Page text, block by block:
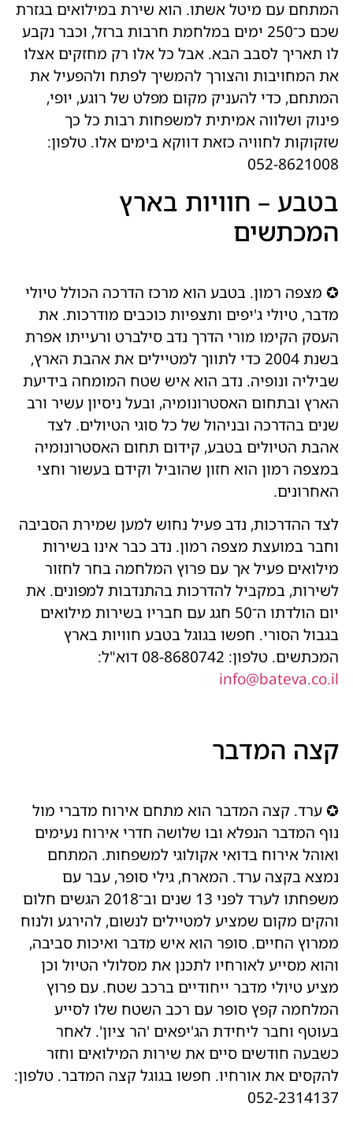
המתחם עם מיטל אשתו. הוא שירת במילואים בגזרת
שכם כ־250 ימים במלחמת חרבות ברזל, וכבר נקבע
לו תאריך לסבב הבא. אבל כל אלו רק מחזקים אצלו
את המחויבות והצורך להמשיך לפתח ולהפעיל את
המתחם, כדי להעניק מקום מפלט של רוגע, יופי,
פינוק ושלווה אמיתית למשפחות רבות כל כך
שזקוקות לחוויה כזאת דווקא בימים אלו. טלפון:
052-8621008
בטבע – חוויות בארץ
המכתשים
✪ מצפה רמון. בטבע הוא מרכז הדרכה הכולל טיולי
מדבר, טיולי ג'יפים ותצפיות כוכבים מודרכות. את
העסק הקימו מורי הדרך נדב סילברט ורעייתו אפרת
בשנת 2004 כדי לתווך למטיילים את אהבת הארץ,
שביליה ונופיה. נדב הוא איש שטח המומחה בידיעת
הארץ ובתחום האסטרונומיה, ובעל ניסיון עשיר ורב
שנים בהדרכה ובניהול של כל סוגי הטיולים. לצד
אהבת הטיולים בטבע, קידום תחום האסטרונומיה
במצפה רמון הוא חזון שהוביל וקידם בעשור וחצי
האחרונים.
לצד ההדרכות, נדב פעיל נחוש למען שמירת הסביבה
וחבר במועצת מצפה רמון. נדב כבר אינו בשירות
מילואים פעיל אך עם פרוץ המלחמה בחר לחזור
לשירות, במקביל להדרכות בהתנדבות למפונים. את
יום הולדתו ה־50 חגג עם חבריו בשירות מילואים
בגבול הסורי. חפשו בגוגל בטבע חוויות בארץ
המכתשים. טלפון: 08-8680742 דוא"ל:
info@bateva.co.il
קצה המדבר
✪ ערד. קצה המדבר הוא מתחם אירוח מדברי מול
נוף המדבר הנפלא ובו שלושה חדרי אירוח נעימים
ואוהל אירוח בדואי אקולוגי למשפחות. המתחם
נמצא בקצה ערד. המארח, גילי סופר, עבר עם
משפחתו לערד לפני 13 שנים וב־2018 הגשים חלום
והקים מקום שמציע למטיילים לנשום, להירגע ולנוח
ממרוץ החיים. סופר הוא איש מדבר ואיכות סביבה,
והוא מסייע לאורחיו לתכנן את מסלולי הטיול וכן
מציע טיולי מדבר ייחודיים ברכב שטח. עם פרוץ
המלחמה קפץ סופר עם רכב השטח שלו לסייע
בעוטף וחבר ליחידת הג'יפאים 'הר ציון'. לאחר
כשבעה חודשים סיים את שירות המילואים וחזר
להקסים את אורחיו. חפשו בגוגל קצה המדבר. טלפון:
052-2314137